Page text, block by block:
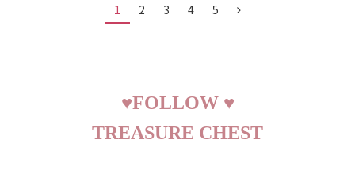
1 2 3 4 5
♥FOLLOW ♥
TREASURE CHEST